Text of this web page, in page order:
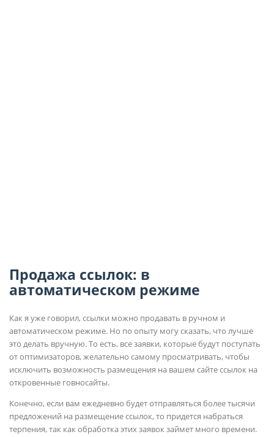
Продажа ссылок: в
автоматическом режиме
Как я уже говорил, ссылки можно продавать в ручном и
автоматическом режиме. Но по опыту могу сказать, что лучше
это делать вручную. То есть, все заявки, которые будут поступать
от оптимизаторов, желательно самому просматривать, чтобы
исключить возможность размещения на вашем сайте ссылок на
откровенные говносайты.
Конечно, если вам ежедневно будет отправляться более тысячи
предложений на размещение ссылок, то придется набраться
терпения, так как обработка этих заявок займет много времени.